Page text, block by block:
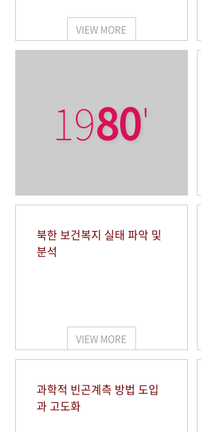
VIEW MORE
1980'
북한 보건복지 실태 파악 및
분석
VIEW MORE
과학적 빈곤계측 방법 도입
과 고도화